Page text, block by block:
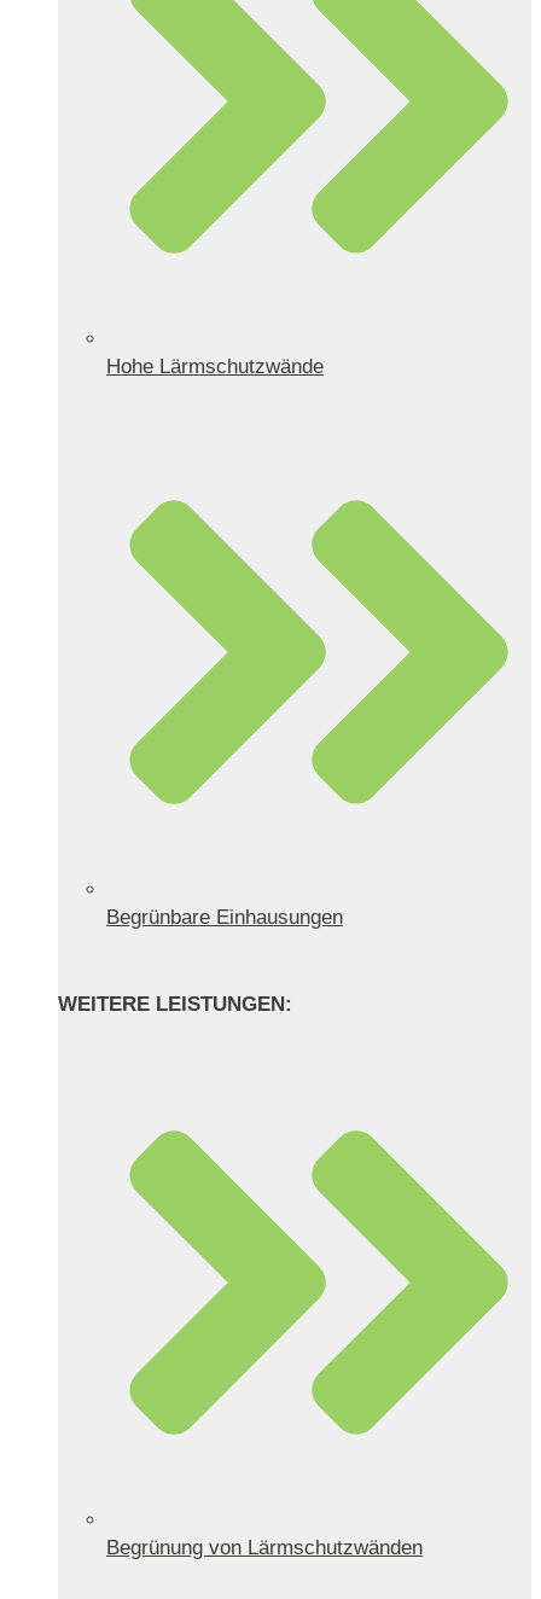
Hohe Lärmschutzwände
Begrünbare Einhausungen
WEITERE LEISTUNGEN:
Begrünung von Lärmschutzwänden